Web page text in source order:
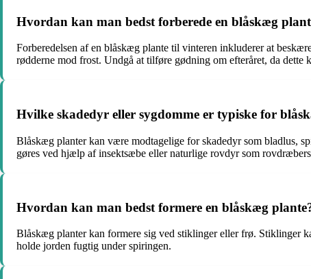
Hvordan kan man bedst forberede en blåskæg
Forberedelsen af en blåskæg plante til vinteren inkluderer at
rødderne mod frost. Undgå at tilføre gødning om efteråret, da
Hvilke skadedyr eller sygdomme er typiske for
Blåskæg planter kan være modtagelige for skadedyr som bladlus,
gøres ved hjælp af insektsæbe eller naturlige rovdyr som
Hvordan kan man bedst formere en blåskæg
Blåskæg planter kan formere sig ved stiklinger eller frø. Stiklinger
holde jorden fugtig under spiringen.